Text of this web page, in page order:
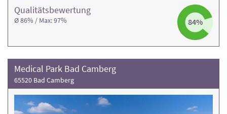
Qualitäts­bewertung
Ø 86% / Max: 97% 84%
Medical Park Bad Camberg
65520 Bad Camberg